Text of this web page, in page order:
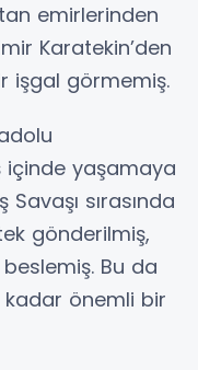
emirlerinden
Karatekin’den
işgal görmemiş.
içinde yaşamaya
sırasında
gönderilmiş,
Bu da
kadar önemli bir